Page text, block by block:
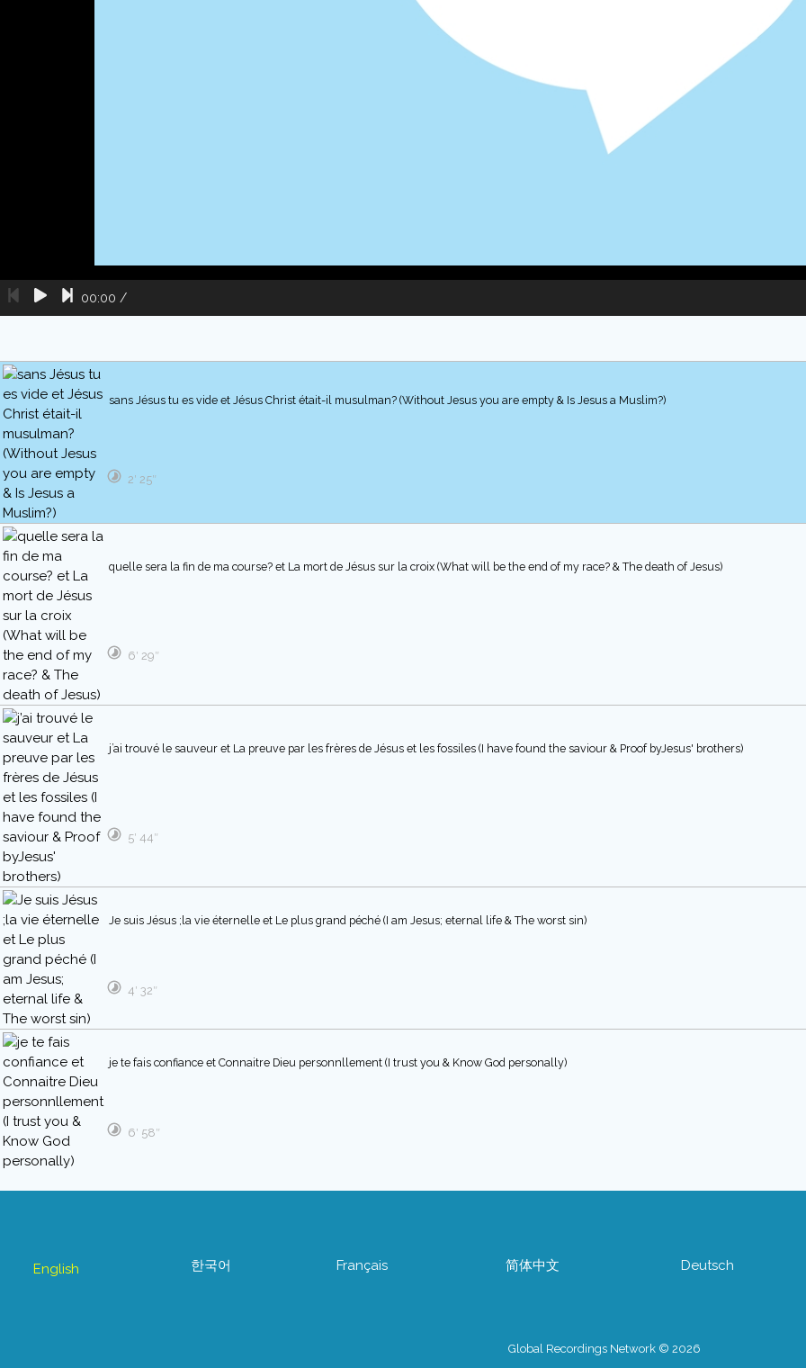
00:00 /
sans Jésus tu es vide et Jésus Christ était-il musulman? (Without Jesus you are empty & Is Jesus a Muslim?)
2′ 25″
quelle sera la fin de ma course? et La mort de Jésus sur la croix (What will be the end of my race? & The death of Jesus)
6′ 29″
j’ai trouvé le sauveur et La preuve par les frères de Jésus et les fossiles (I have found the saviour & Proof byJesus' brothers)
5′ 44″
Je suis Jésus ;la vie éternelle et Le plus grand péché (I am Jesus; eternal life & The worst sin)
4′ 32″
je te fais confiance et Connaitre Dieu personnllement (I trust you & Know God personally)
6′ 58″
English 한국어 Français 简体中文 Deutsch
Global Recordings Network © 2026